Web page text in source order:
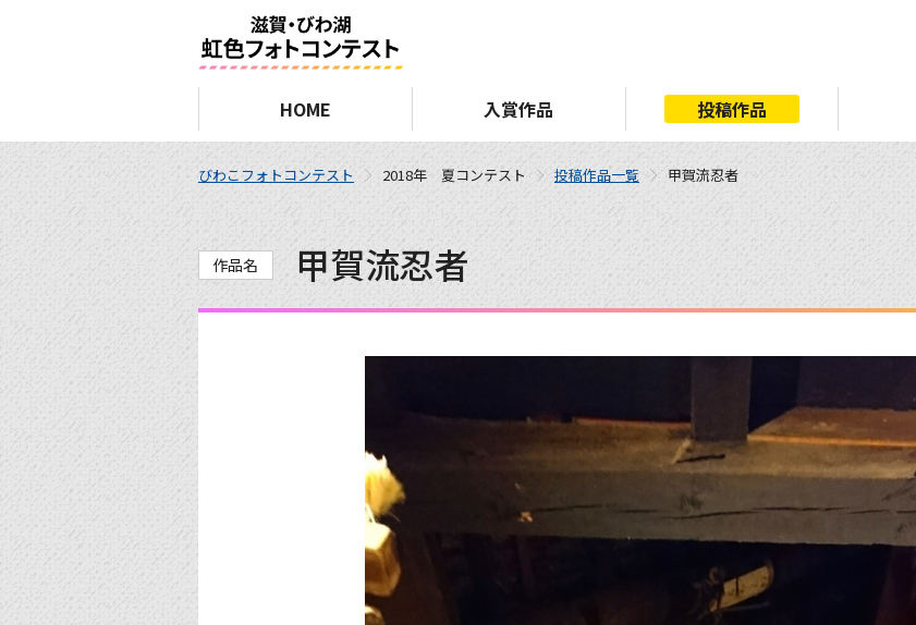
HOME 入賞作品 投稿作品
びわこフォトコンテスト 2018年 夏コンテスト 投稿作品一覧 甲賀流忍者
作品名 甲賀流忍者